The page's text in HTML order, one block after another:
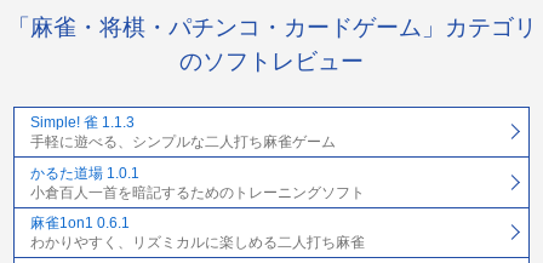
「麻雀・将棋・パチンコ・カードゲーム」カテゴリ
のソフトレビュー
Simple! 雀 1.1.3
手軽に遊べる、シンプルな二人打ち麻雀ゲーム
かるた道場 1.0.1
小倉百人一首を暗記するためのトレーニングソフト
麻雀1on1 0.6.1
わかりやすく、リズミカルに楽しめる二人打ち麻雀